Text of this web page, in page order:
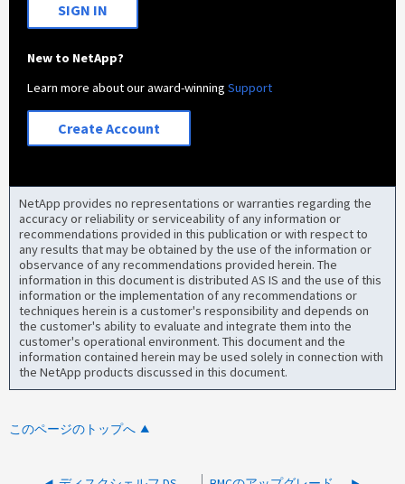
SIGN IN
New to NetApp?
Learn more about our award-winningSupport
Create Account
NetApp provides no representations or warranties regarding the
accuracy or reliability or serviceability of any information or
recommendations provided in this publication or with respect to
any results that may be obtained by the use of the information or
observance of any recommendations provided herein. The
information in this document is distributed AS IS and the use of this
information or the implementation of any recommendations or
techniques herein is a customer's responsibility and depends on
the customer's ability to evaluate and integrate them into the
customer's operational environment. This document and the
information contained herein may be used solely in connection with
the NetApp products discussed in this document.
このページのトップへ